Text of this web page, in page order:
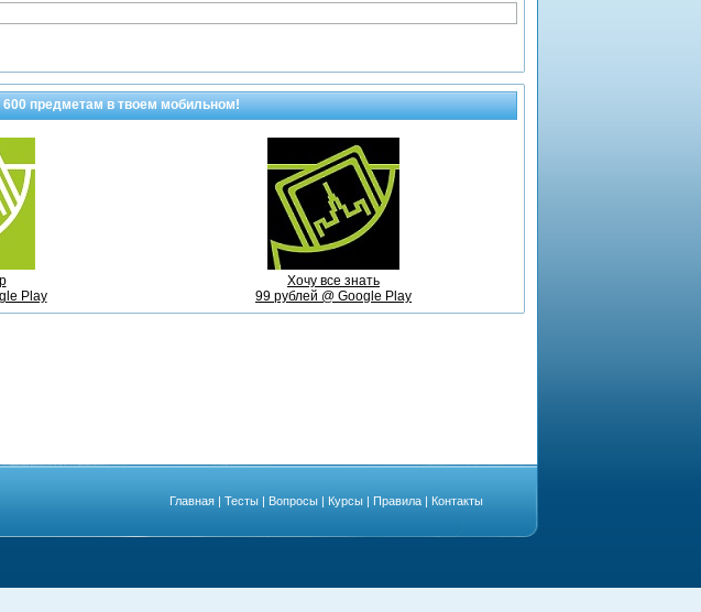
600 предметамв твоем мобильном!
Play
Хочу все знать
99 рублей @ Google Play
Главная | Тесты | Вопросы | Курсы | Правила | Контакты